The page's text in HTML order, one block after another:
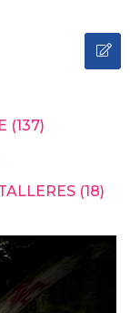
(137)
(18)